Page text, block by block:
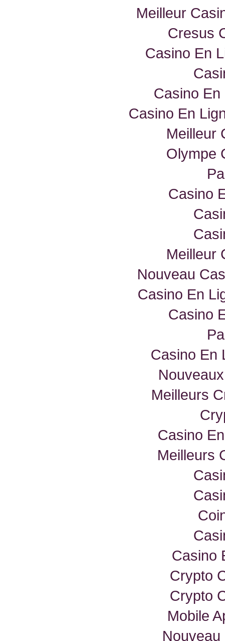
Meilleur
Cresus
Casino En
Casino En
Casino En
Meilleur
Olympe
Casino
Meilleur
Nouveau
Casino En
Casino
Casino En
Meilleurs
Casino
Meilleurs
Casino
Crypto
Crypto
Mobile